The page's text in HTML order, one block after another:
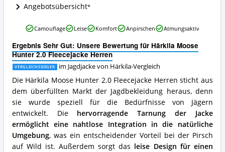
ist
diese
erhältlich?
Angebotsübersicht
Ergebnis Sehr Gut: Unsere Bewertung für Härkila Moose
Hunter 2.0 Fleecejacke Herren
VERGLEICHSSIEGER im Jagdjacke von Härkila-Vergleich
Die Härkila Moose Hunter 2.0 Fleecejacke Herren sticht aus
dem überfüllten Markt der Jagdbekleidung heraus, denn
sie wurde speziell für die Bedürfnisse von Jägern
entwickelt. Die hervorragende Tarnung der Jacke
ermöglicht eine nahtlose Integration in die natürliche
Umgebung, was ein entscheidender Vorteil bei der Pirsch
auf Wild ist. Außerdem sorgt das leise Design für einen
Härkila
Hunter
2.0
Fleecejacke
Herren
Vorteile:
Was
spricht
für
diese
Jagdjacke
von
Härkila?
Camouflage Leise Komfort Anpirschen Atmungsaktiv